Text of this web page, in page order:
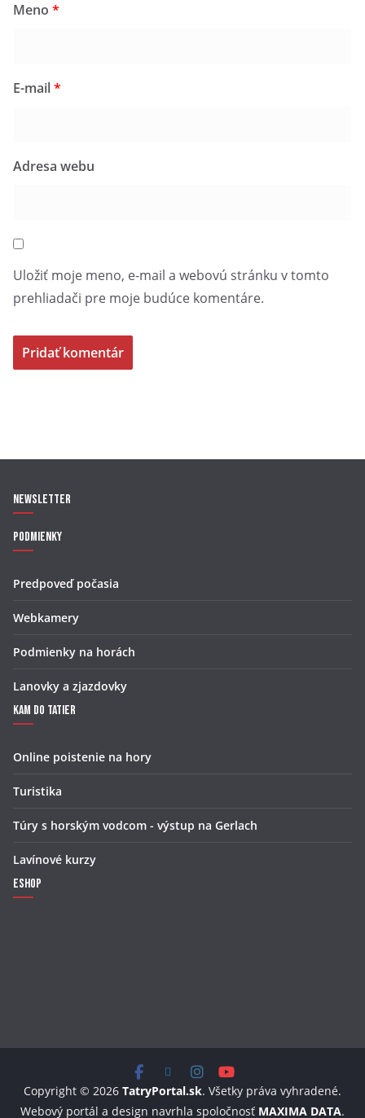
Meno *
E-mail*
Adresa webu
Uložiť moje meno, e-mail a webovú stránku v tomto
prehliadači pre moje budúce komentáre.
Newsletter
Podmienky
Predpoveď počasia
Webkamery
Podmienky na horách
Lanovky a zjazdovky
Kam do Tatier
Online poistenie na hory
Turistika
Túry s horským vodcom - výstup na Gerlach
Lavínové kurzy
Eshop
Copyright © 2026 TatryPortal.sk. Všetky práva vyhradené.
Webový portál a design navrhla spoločnosť MAXIMA DATA.